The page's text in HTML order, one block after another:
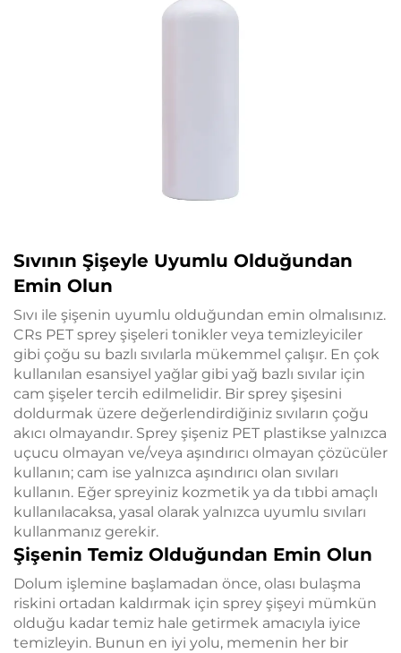
Sıvının Şişeyle Uyumlu Olduğundan
Emin Olun
Sıvı ile şişenin uyumlu olduğundan emin olmalısınız.
CRs PET sprey şişeleri tonikler veya temizleyiciler
gibi çoğu su bazlı sıvılarla mükemmel çalışır. En çok
kullanılan esansiyel yağlar gibi yağ bazlı sıvılar için
cam şişeler tercih edilmelidir. Bir sprey şişesini
doldurmak üzere değerlendirdiğiniz sıvıların çoğu
akıcı olmayandır. Sprey şişeniz PET plastikse yalnızca
uçucu olmayan ve/veya aşındırıcı olmayan çözücüler
kullanın; cam ise yalnızca aşındırıcı olan sıvıları
kullanın. Eğer spreyiniz kozmetik ya da tıbbi amaçlı
kullanılacaksa, yasal olarak yalnızca uyumlu sıvıları
kullanmanız gerekir.
Şişenin Temiz Olduğundan Emin Olun
Dolum işlemine başlamadan önce, olası bulaşma
riskini ortadan kaldırmak için sprey şişeyi mümkün
olduğu kadar temiz hale getirmek amacıyla iyice
temizleyin. Bunun en iyi yolu, memenin her bir